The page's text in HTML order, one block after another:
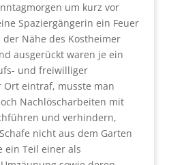
um kurz vor
Spaziergängerin ein Feuer
Nähe des Kostheimer
ausgerückt waren je ein
und freiwilliger
Ort eintraf, musste man
Nachlöscharbeiten mit
und verhindern,
nicht aus dem Garten
ein Teil einer als